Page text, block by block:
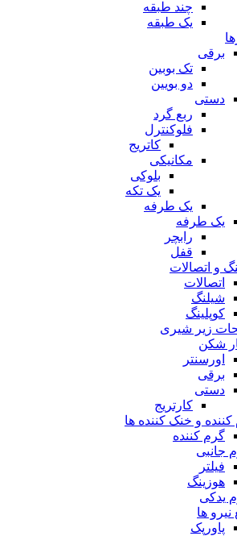
چند طبقه
یک طبقه
برقی
تک بوبین
دو بویین
دستی
ربع گرد
فلوکنترل
کاتریج
مکانیکی
بلوکی
یک تکه
یک طرفه
یک طرفه
رابچر
قفل
و اتصالات
اتصالات
شیلنگ
کوپلینگ
زیر شیری
شکن
اورسنتر
برقی
دستی
کارتریج
و خنک کننده ها
گرم کننده
جانبی
فیلتر
هوزینگ
یدکی
نیرو ها
پاورپک